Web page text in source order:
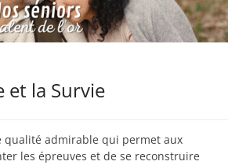
et la Survie
qualité admirable qui permet aux
les épreuves et de se reconstruire